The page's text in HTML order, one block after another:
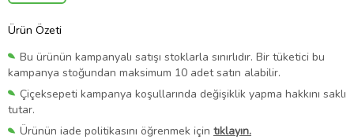
Ürün Özeti
Bu ürünün kampanyalı satışı stoklarla sınırlıdır. Bir tüketici bu
kampanya stoğundan maksimum 10 adet satın alabilir.
Çiçeksepeti kampanya koşullarında değişiklik yapma hakkını saklı
tutar.
Ürünün iade politikasını öğrenmek için tıklayın.